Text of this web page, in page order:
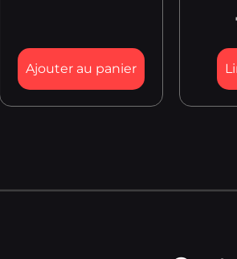
Ajouter au panier